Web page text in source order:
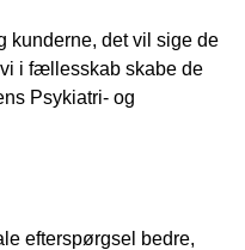
kunderne, det vil sige de
i fællesskab skabe de
Psykiatri- og
efterspørgsel bedre,